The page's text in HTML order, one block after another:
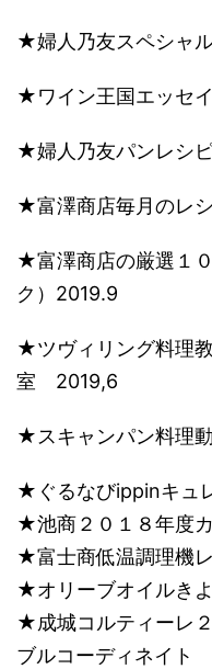
★婦人乃友スペシャ
★ワイン王国エッセ
★婦人乃友パンレシ
★富澤商店毎月のレ
​★富澤商店の厳選１
ク）2019.9
★ツヴィリング料理
室 2019,6
​★スキャンパン料理
★ぐるなびippinキュ
★池商２０１８年度
★富士商低温調理機
★オリーブオイルき
★成城コルティーレ
ブルコーディネイト